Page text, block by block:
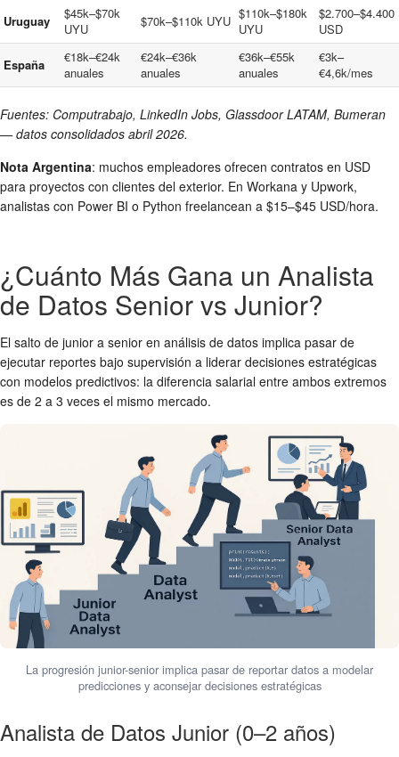
Uruguay
$45k–$70k
UYU
$70k–$110k UYU $110k–$180k
UYU
$2.700–$4.400
USD
España
€18k–€24k
anuales
€24k–€36k
anuales
€36k–€55k
anuales
€3k–
€4,6k/mes
Fuentes: Computrabajo, LinkedIn Jobs, Glassdoor LATAM, Bumeran
— datos consolidados abril 2026.
Nota Argentina: muchos empleadores ofrecen contratos en USD
para proyectos con clientes del exterior. En Workana y Upwork,
analistas con Power BI o Python freelancean a $15–$45 USD/hora.
¿Cuánto Más Gana un Analista
de Datos Senior vs Junior?
El salto de junior a senior en análisis de datos implica pasar de
ejecutar reportes bajo supervisión a liderar decisiones estratégicas
con modelos predictivos: la diferencia salarial entre ambos extremos
es de 2 a 3 veces el mismo mercado.
La progresión junior-senior implica pasar de reportar datos a modelar
predicciones y aconsejar decisiones estratégicas
Analista de Datos Junior (0–2 años)